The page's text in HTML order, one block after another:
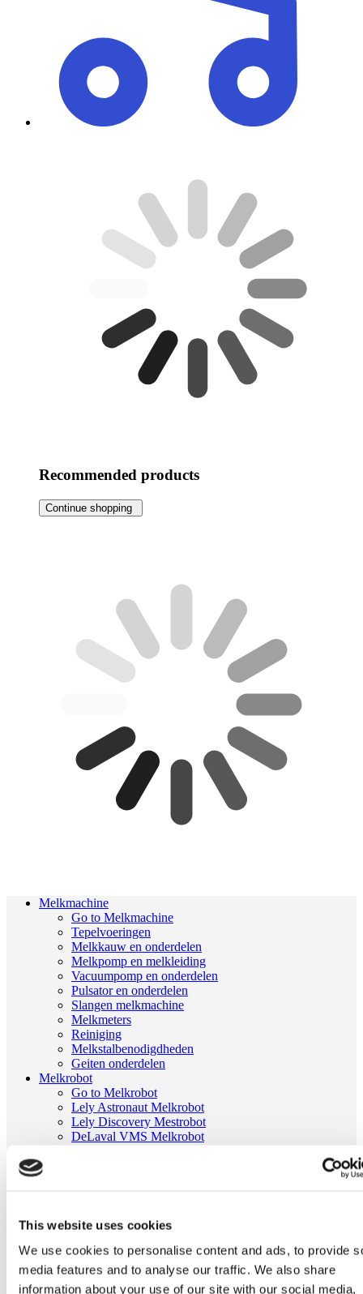
This website uses cookies
We use cookies to personalise content and ads, to provide
media features and to analyse our traffic. We also share
information about your use of our site with our social media,
Recommended products
Continue shopping
Melkmachine
Go to Melkmachine
Tepelvoeringen
Melkkauw en onderdelen
Melkpomp en melkleiding
Vacuumpomp en onderdelen
Pulsator en onderdelen
Slangen melkmachine
Melkmeters
Reiniging
Melkstalbenodigdheden
Geiten onderdelen
Melkrobot
Go to Melkrobot
Lely Astronaut Melkrobot
Lely Discovery Mestrobot
DeLaval VMS Melkrobot
Stal benodigdheden
Ambic onderdelen
stalartikelen
Skelex